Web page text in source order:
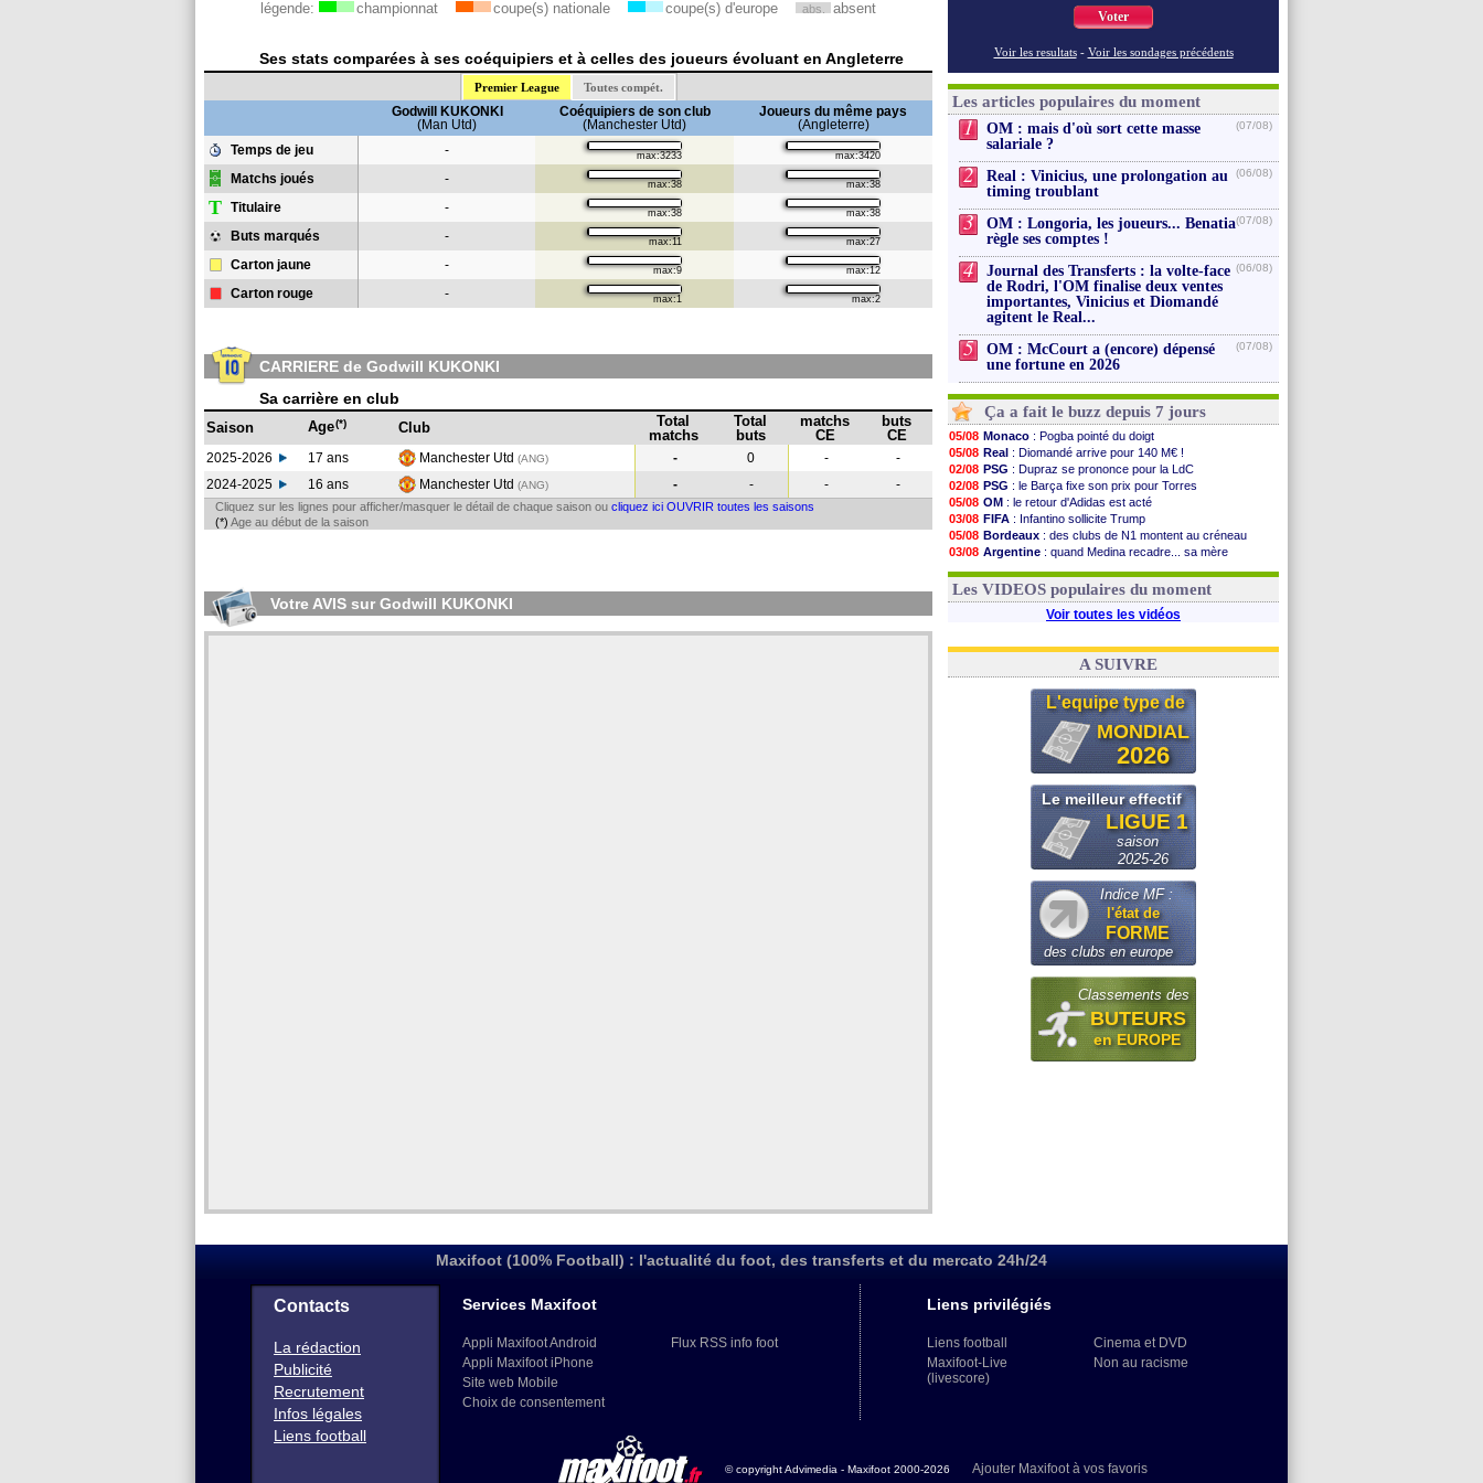
légende: championnat coupe(s) nationale coupe(s) d'europe abs. absent
Ses stats comparées à ses coéquipiers et à celles des joueurs évoluant en Angleterre
Premier League Toutes compét.
Godwill KUKONKI
(Man Utd)
Coéquipiers de son club
(Manchester Utd)
Joueurs du même pays
(Angleterre)
Temps de jeu
- max:3233 max:3420
Matchs joués - max:38 max:38
T Titulaire - max:38 max:38
Buts marqués - max:11 max:27
Carton jaune - max:9 max:12
Carton rouge - max:1 max:2
CARRIERE de Godwill KUKONKI
Sa carrière en club
Saison Age(*) Club
Total
matchs
Total
buts
matchs
CE
buts
CE
2025-2026 17 ans Manchester Utd (ANG) - 0 -
-
2024-2025
16 ans Manchester Utd (ANG) - - - -
Cliquez sur les lignes pour afficher/masquer le détail de chaque saison ou cliquez ici OUVRIR toutes les saisons
(*) Age au début de la saison
Votre AVIS sur Godwill KUKONKI
Voter
Voir les resultats - Voir les sondages précédents
Les articles populaires du moment
1
OM : mais d'où sort cette masse
salariale ?
(07/08)
2
Real : Vinicius, une prolongation au
timing troublant
(06/08)
3
OM : Longoria, les joueurs... Benatia
règle ses comptes !
(07/08)
4
Journal des Transferts : la volte-face
de Rodri, l'OM finalise deux ventes
importantes, Vinicius et Diomandé
agitent le Real...
(06/08)
5
OM : McCourt a (encore) dépensé
une fortune en 2026
(07/08)
Ça a fait le buzz depuis 7 jours
05/08 Monaco : Pogba pointé du doigt
05/08 Real : Diomandé arrive pour 140 M€ !
02/08 PSG : Dupraz se prononce pour la LdC
02/08 PSG : le Barça fixe son prix pour Torres
05/08 OM : le retour d'Adidas est acté
03/08 FIFA : Infantino sollicite Trump
05/08 Bordeaux : des clubs de N1 montent au créneau
03/08 Argentine : quand Medina recadre... sa mère
03/08 OM: Paixão attire un 2e club anglais
Les VIDEOS populaires du moment
Voir toutes les vidéos
A SUIVRE
L'equipe type de
MONDIAL
2026
Le meilleur effectif
LIGUE 1
saison
2025-26
Indice MF :
l'état de
FORME
des clubs en europe
Classements des
BUTEURS
en EUROPE
Maxifoot (100% Football) : l'actualité du foot, des transferts et du mercato 24h/24
Contacts
La rédaction
Publicité
Recrutement
Infos légales
Liens football
Services Maxifoot
Appli Maxifoot Android
Appli Maxifoot iPhone
Site web Mobile
Choix de consentement
Flux RSS info foot
Liens privilégiés
Liens football
Maxifoot-Live
(livescore)
Cinema et DVD
Non au racisme
© copyright Advimedia - Maxifoot 2000-2026 Ajouter Maxifoot à vos favoris